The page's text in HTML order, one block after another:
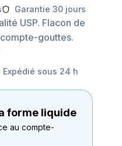
Garantie 30 jours
USP. Flacon de
gouttes.
sous 24 h
forme liquide
au compte-